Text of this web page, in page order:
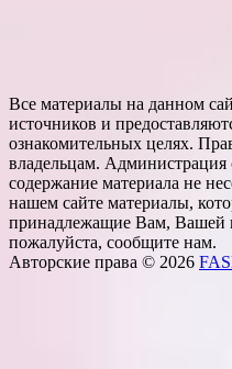
Все материалы на данном
источников и
ознакомительных целях.
владельцам. Администрация
содержание материала не
нашем сайте материалы,
принадлежащие Вам, Вашей
пожалуйста, сообщите нам.
Авторские права © 2026